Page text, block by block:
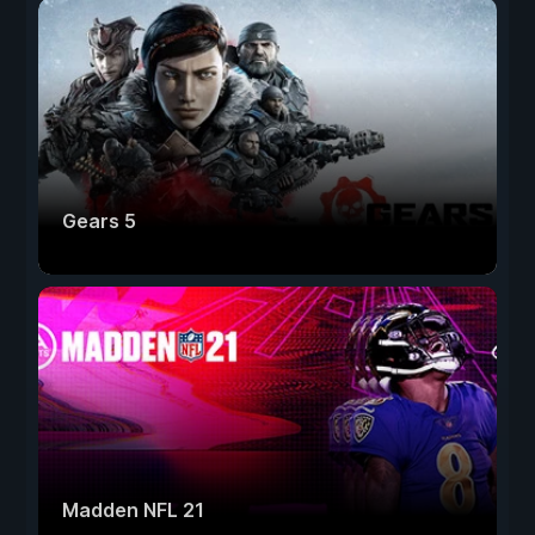
Gears 5
Madden NFL 21